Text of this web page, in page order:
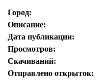
Город:
Описание:
Дата публикации:
Просмотров:
Скачиваний:
Отправлено открыток: